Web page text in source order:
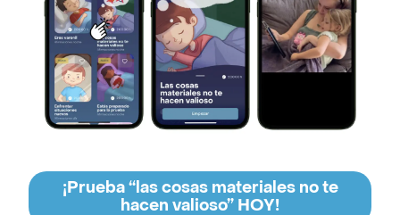
¡Prueba “las cosas materiales no te
hacen valioso” HOY!